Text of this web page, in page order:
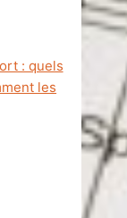
: quels
les